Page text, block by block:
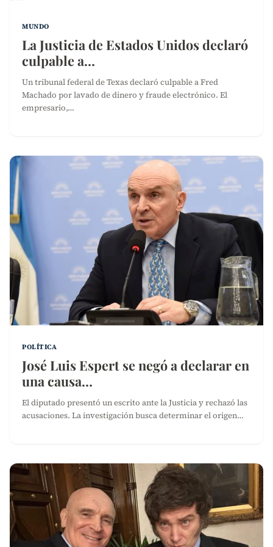
MUNDO
La Justicia de Estados Unidos declaró
culpable a…
Un tribunal federal de Texas declaró culpable a Fred
Machado por lavado de dinero y fraude electrónico. El
empresario,…
POLÍTICA
José Luis Espert se negó a declarar en
una causa…
El diputado presentó un escrito ante la Justicia y rechazó las
acusaciones. La investigación busca determinar el origen…